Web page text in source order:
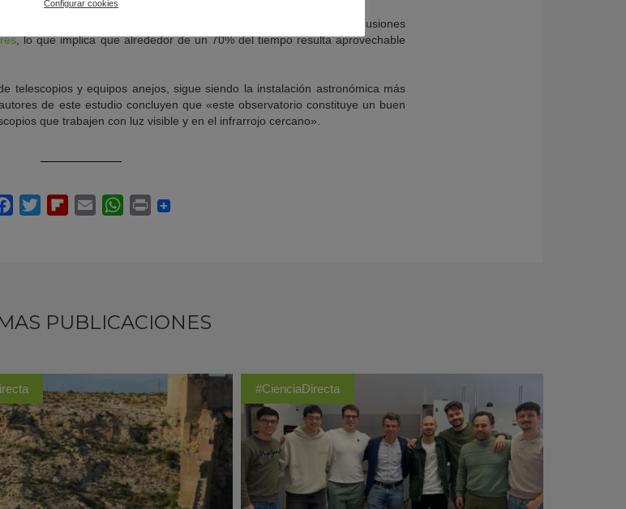
del tiempo útil para observaciones astronómicas, y arroja conclusiones
, lo que implica que alrededor de un 70% del tiempo resulta aprovechable
telescopios y equipos anejos, sigue siendo la instalación astronómica más
de este estudio concluyen que «este observatorio constituye un buen
que trabajen con luz visible y en el infrarrojo cercano».
PUBLICACIONES
#CienciaDirecta
Configurar cookies